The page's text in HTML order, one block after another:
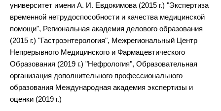
университет имени А. И. Евдокимова (2015 г.) "Экспертиза
временной нетрудоспособности и качества медицинской
помощи", Региональная академия делового образования
(2015 г.) "Гастроэнтерология", Межрегиональный Центр
Непрерывного Медицинского и Фармацевтического
Образования (2019 г.) "Нефрология", Образовательная
организация дополнительного профессионального
образования Международная академия экспертизы и
оценки (2019 г.)